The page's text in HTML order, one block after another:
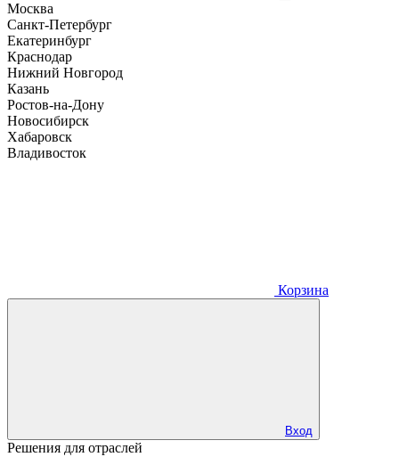
Москва
Санкт-Петербург
Екатеринбург
Краснодар
Нижний Новгород
Казань
Ростов-на-Дону
Новосибирск
Хабаровск
Владивосток
Корзина
Вход
Решения для отраслей